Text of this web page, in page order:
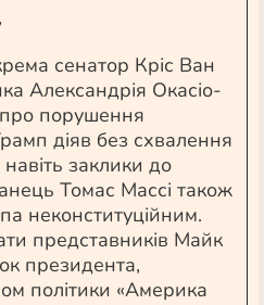
сенатор Кріс Ван
Александрія Окасіо-
порушення
діяв без схвалення
заклики до
Томас Массі також
неконституційним.
представників Майк
президента,
політики «Америка